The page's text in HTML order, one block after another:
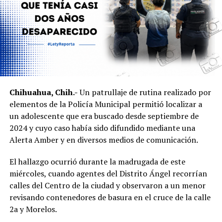
Chihuahua, Chih.-Un patrullaje de rutina realizado por
elementos de la Policía Municipal permitió localizar a
un adolescente que era buscado desde septiembre de
2024 y cuyo caso había sido difundido mediante una
Alerta Amber y en diversos medios de comunicación.
El hallazgo ocurrió durante la madrugada de este
miércoles, cuando agentes del Distrito Ángel recorrían
calles del Centro de la ciudad y observaron a un menor
revisando contenedores de basura en el cruce de la calle
2a y Morelos.